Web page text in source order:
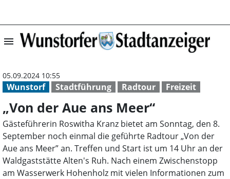
menu „Von der Aue
Wunstorf Stadtführung Radtour Freizeit
05.09.2024 10:55
„Von der Aue ans Meer“
Gästeführerin Roswitha Kranz bietet am Sonntag, den 8.
September noch einmal die geführte Radtour „Von der
Aue ans Meer” an. Treffen und Start ist um 14 Uhr an der
Waldgaststätte Alten's Ruh. Nach einem Zwischenstopp
am Wasserwerk Hohenholz mit vielen Informationen zum